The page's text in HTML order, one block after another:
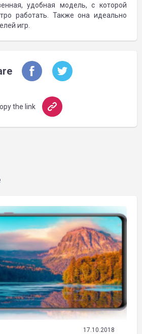
удобная модель, с которой
работать. Также она идеально
игр.
the link
17.10.2018